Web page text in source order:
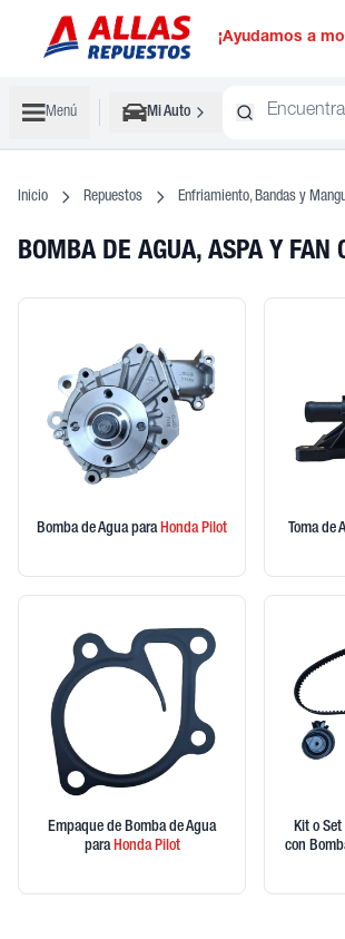
¡Ayudamos a
Menú Mi Auto
Inicio Repuestos Enfriamiento, Bandas y
BOMBA DE AGUA, ASPA Y FAN
Bomba de Agua paraHondaPilot Toma de
Empaque de Bomba de Agua
para HondaPilot
Kit o
con